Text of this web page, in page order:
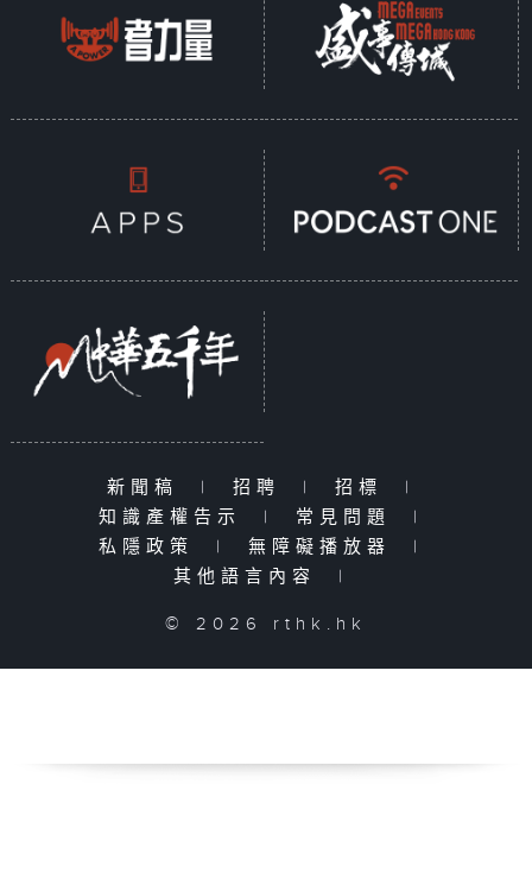
新聞稿 | 招聘 | 招標
|
知識產權告示
| 常見問題
|
私隱政策
| 無障礙播放器
|
其他語言內容
|
© 2026 rthk.hk